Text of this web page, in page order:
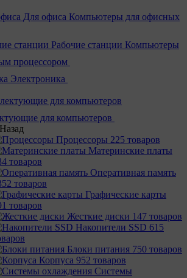
Для офиса Компьютеры для офисных
Рабочие станции Компьютеры
процессором
Электроника
для компьютеров
Назад
Процессоры 225 товаров
Материнcкие платы
товаров
Оперативная память
товаров
Графические карты
товаров
Жесткие диски 147 товаров
Накопители SSD 615
Блоки питания 750 товаров
Корпуса 952 товаров
Системы